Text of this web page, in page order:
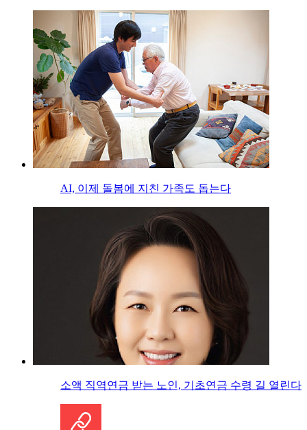
AI, 이제 돌봄에 지친 가족도 돕는다
소액 직역연금 받는 노인, 기초연금 수령 길 열린다